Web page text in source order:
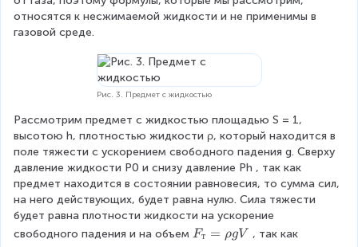
относятся к несжимаемой жидкости и не применимы в
газовой среде.
Рис. 3. Предмет с жидкостью
Рассмотрим предмет с жидкостью площадью S = 1,
высотою h, плотностью жидкости ρ, который находится в
поле тяжести с ускорением свободного падения g. Сверху
давление жидкости Р0 и снизу давление Рh , так как
предмет находится в состоянии равновесия, то сумма сил,
на него действующих, будет равна нулю. Сила тяжести
будет равна плотности жидкости на ускорение
свободного падения и на объем F
Fт = ρgV , так как